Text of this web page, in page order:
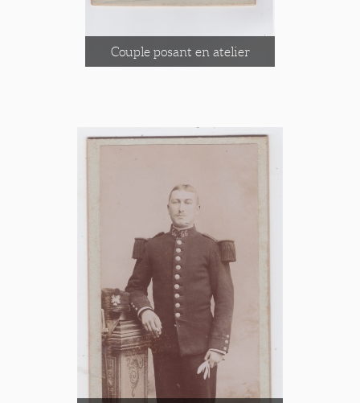
Couple posant en atelier